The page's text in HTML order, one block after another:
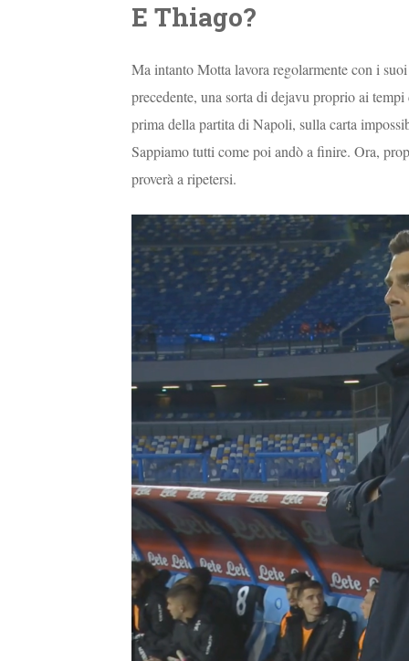
E Thiago?
Ma intanto Motta lavora regolarmente con i
precedente, una sorta di dejavu proprio ai
prima della partita di Napoli, sulla carta
Sappiamo tutti come poi andò a finire. Ora,
proverà a ripetersi.